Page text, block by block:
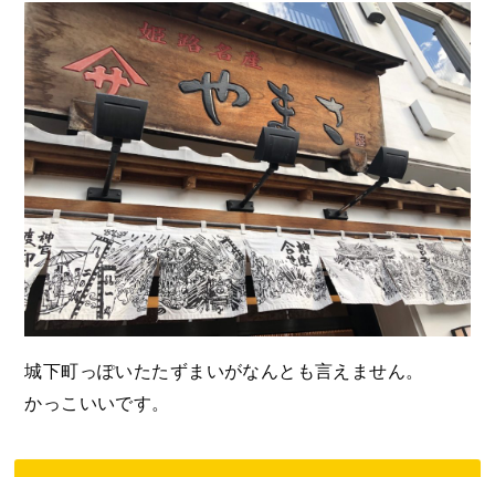
城下町っぽいたたずまいがなんとも言えません。
かっこいいです。